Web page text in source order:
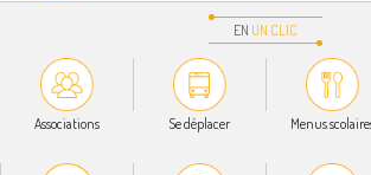
EN UN CLIC
Associations Se déplacer Menus